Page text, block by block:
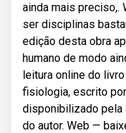
ainda mais preciso,.
ser disciplinas
edição desta obra
humano de modo
leitura online do
fisiologia, escrito
disponibilizado pela
do autor. Web —